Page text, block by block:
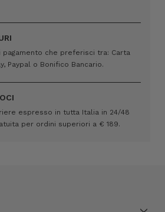
che preferisci tra: Carta
Paypal o Bonifico Bancario.
espresso in tutta Italia in 24/48
per ordini superiori a € 189.